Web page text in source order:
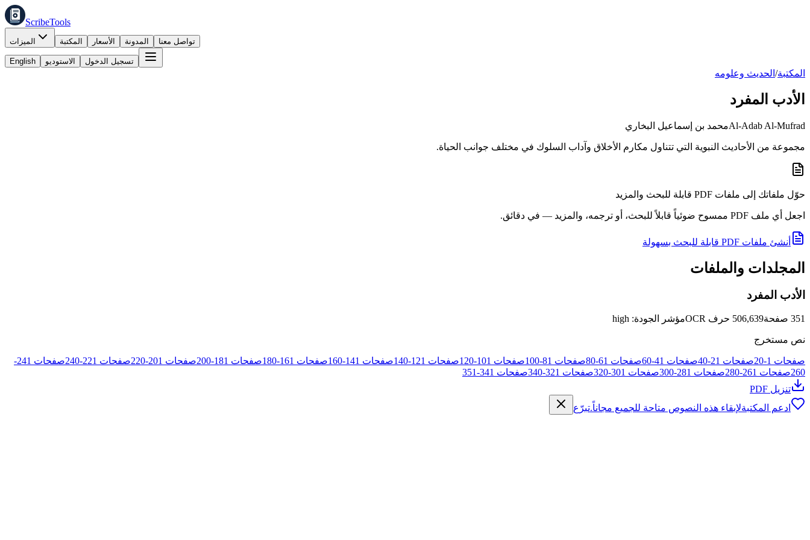
ScribeTools
الميزات المكتبة الأسعار المدونة تواصل معنا
English الاستوديو تسجيل الدخول
المكتبة/ الحديث وعلومه
الأدب المفرد
Al-Adab Al-Mufradمحمد بن إسماعيل البخاري
مجموعة من الأحاديث النبوية التي تتناول مكارم الأخلاق وآداب السلوك في مختلف جوانب الحياة.
حوّل ملفاتك إلى ملفات PDF قابلة للبحث والمزيد
اجعل أي ملف PDF ممسوح ضوئياً قابلاً للبحث، أو ترجمه، والمزيد — في دقائق.
أنشئ ملفات PDF قابلة للبحث بسهولة
المجلدات والملفات
الأدب المفرد
351 صفحة506,639 حرف OCR مؤشر الجودة:
high
نص مستخرج
صفحات 1
-
20صفحات 21
-
40صفحات 41
-
60صفحات 61
-
80صفحات 81
-
100صفحات 101
-
120صفحات 121
-
140صفحات 141
-
160صفحات 161
-
180صفحات 181
-
200صفحات 201
-
220صفحات 221
-
240صفحات 241
-
260صفحات 261
-
280صفحات 281
-
300صفحات 301
-
320صفحات 321
-
340صفحات 341
-
351
تنزيل PDF
ادعم المكتبةلإبقاء هذه النصوص متاحة للجميع مجاناً.تبرّع